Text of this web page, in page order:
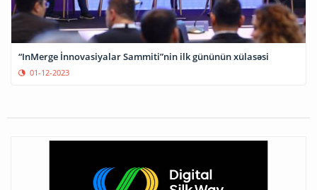
“InMerge İnnovasiyalar Sammiti”nin ilk gününün xülasəsi
01-12-2023